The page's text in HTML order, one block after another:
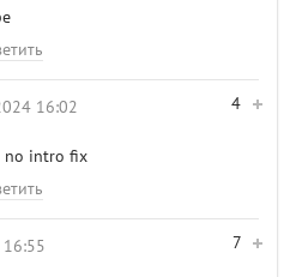
4
16:02
no intro fix
7